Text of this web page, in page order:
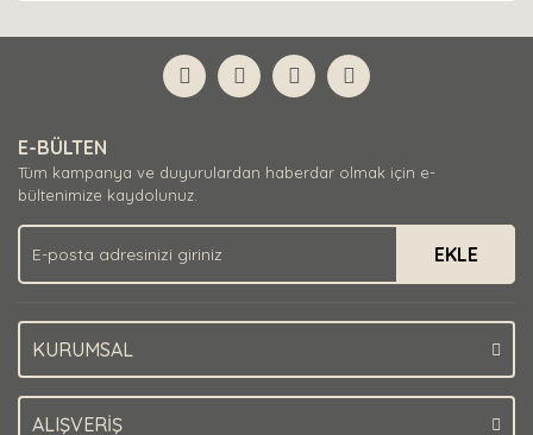
E-BÜLTEN
Tüm kampanya ve duyurulardan haberdar olmak için e-
bültenimize kaydolunuz.
EKLE
KURUMSAL
ALIŞVERİŞ